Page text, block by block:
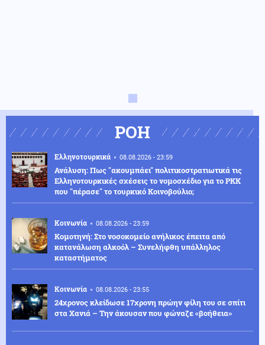
ΡΟΗ
Ελληνοτουρκικά 08.08.2026 - 23:59
Ανάλυση: Πως "ακουμπάει" πολιτικοστρατιωτικά τις
Ελληνοτουρκικές σχέσεις το νομοσχέδιο για το PKK
που "πέρασε" το τουρκικό Κοινοβούλιο;
Κοινωνία 08.08.2026 - 23:59
Κομοτηνή: Στο νοσοκομείο ανήλικος έπειτα από
κατανάλωση αλκοόλ – Συνελήφθη υπάλληλος
καταστήματος
Κοινωνία 08.08.2026 - 23:55
24χρονος κλείδωσε 17χρονη πρώην φίλη του σε σπίτι
στα Χανιά – Την άκουσαν που φώναζε «βοήθεια»